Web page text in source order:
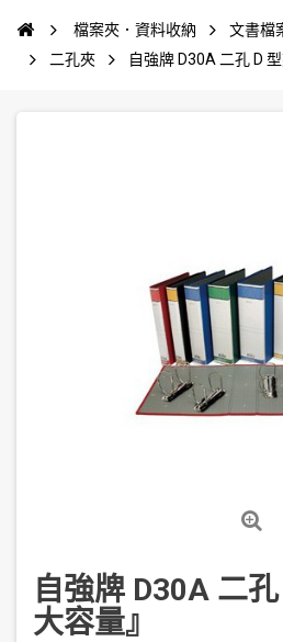
檔案夾．資料收納 文書檔
二孔夾
自強牌 D30A 二孔 D
自強牌 D30A 二
大容量』